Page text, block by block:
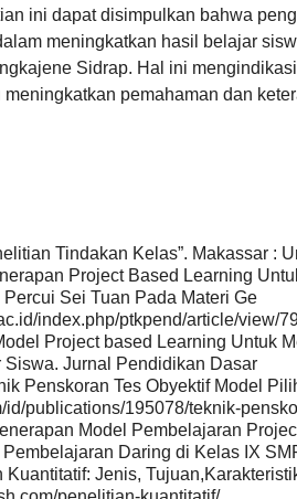
ini dapat disimpulkan bahwa
meningkatkan hasil belajar
Sidrap. Hal ini
meningkatkan pemahaman dan
Tindakan Kelas”. Makassar :
Project Based Learning
Sei Tuan Pada Materi Ge
index.php/ptkpend/article/view/
Project based Learning Untuk
Jurnal Pendidikan Dasar
Penskoran Tes Obyektif Model
id/publications/195078/teknik-
Model Pembelajaran
Daring di Kelas IX
Jenis,